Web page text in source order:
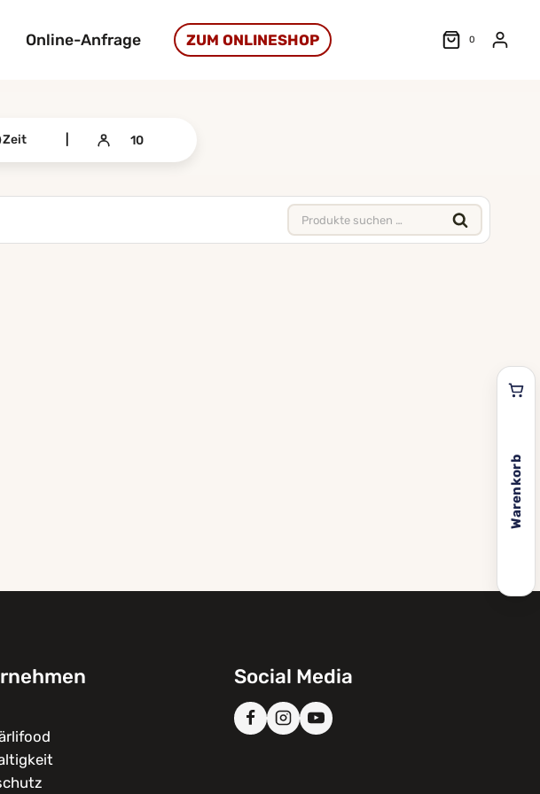
Online-Anfrage ZUM ONLINESHOP 0
Zeit
Warenkorb
Suchen
nach:
Social Media